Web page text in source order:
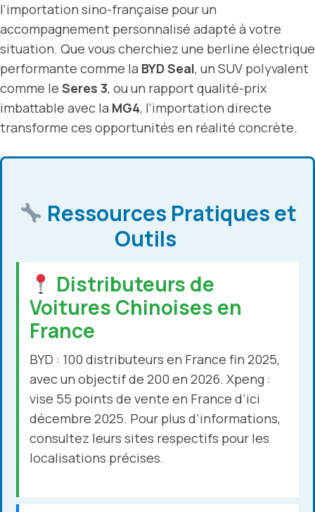
l’importation sino-française pour un
accompagnement personnalisé adapté à votre
situation. Que vous cherchiez une berline électrique
performante comme la BYD Seal, un SUV polyvalent
comme le Seres 3, ou un rapport qualité-prix
imbattable avec la MG4, l’importation directe
transforme ces opportunités en réalité concrète.
Ressources Pratiques et
Outils
Distributeurs de
Voitures Chinoises en
France
BYD : 100 distributeurs en France fin 2025,
avec un objectif de 200 en 2026. Xpeng :
vise 55 points de vente en France d’ici
décembre 2025. Pour plus d’informations,
consultez leurs sites respectifs pour les
localisations précises.